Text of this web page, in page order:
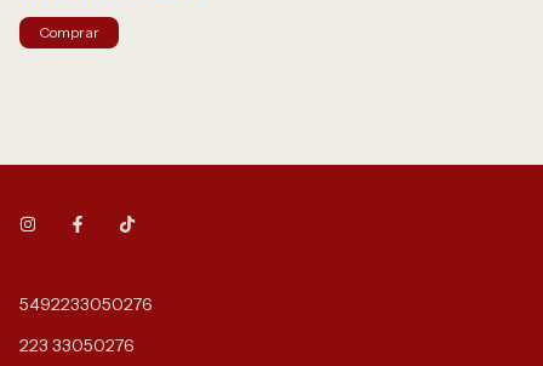
5492233050276
223 33050276